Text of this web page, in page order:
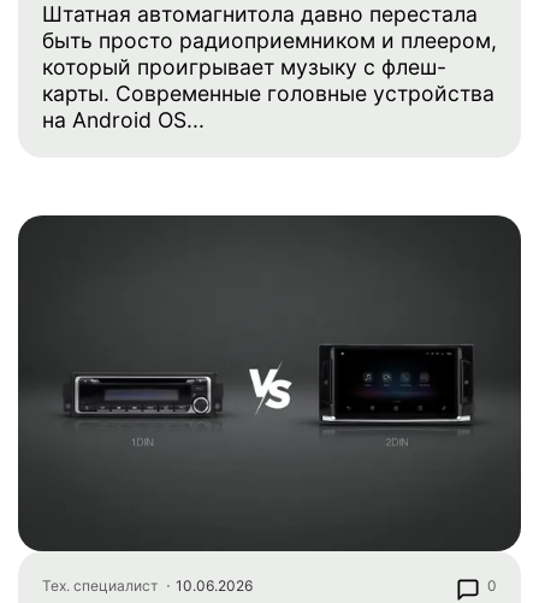
Штатная автомагнитола давно перестала
быть просто радиоприемником и плеером,
который проигрывает музыку с флеш-
карты. Современные головные устройства
на Android OS...
Тех. специалист 10.06.2026 0